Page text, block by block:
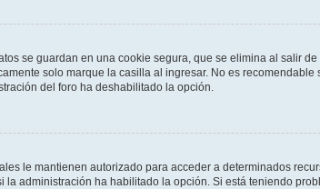
se guardan en una cookie segura, que se elimina al salir
solo marque la casilla al ingresar. No es
del foro ha deshabilitado la opción.
le mantienen autorizado para acceder a determinados
administración ha habilitado la opción. Si está teniendo